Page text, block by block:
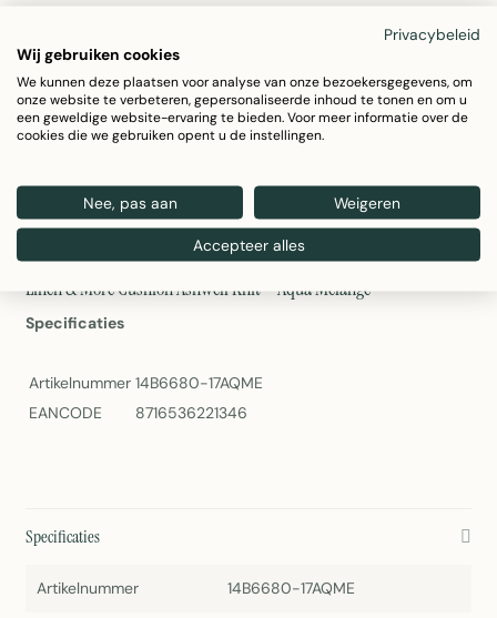
van 45x45 cm is dit kussen ideaal voor je bank, bed of
leunstoel.
Afmeting: 45x45 cm
Design: Gebreid patroon
Artikelnummer: 14B6680-17AQME
Stijlvol accent voor elk interieur
Linen & More Cushion Ashwell Knit – Aqua Melange
Specificaties
Artikelnummer 14B6680-17AQME
EANCODE
8716536221346
Specificaties
Artikelnummer 14B6680-17AQME
Privacybeleid
Wij gebruiken cookies
We kunnen deze plaatsen voor analyse van onze bezoekersgegevens, om
onze website te verbeteren, gepersonaliseerde inhoud te tonen en om u
een geweldige website-ervaring te bieden. Voor meer informatie over de
cookies die we gebruiken opent u de instellingen.
Nee, pas aan Weigeren
Accepteer alles